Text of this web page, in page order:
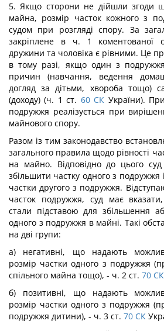
5. Якщо сторони не дійшли згоди
майна, розмір часток кожного з
судом при розгляді спору. За
закріплене в ч. 1 коментованої
дружини та чоловіка є рівними. Це
в тому разі, якщо один з
причин (навчання, ведення
догляд за дітьми, хвороба тощо)
(доходу) (ч. 1 ст. 60 СК України).
подружжя реалізується при
майнового спору.
Разом із тим законодавство
загального правила щодо рівності
на майно. Відповідно до цього
збільшити частку одного з подружжя
частки другого з подружжя.
часток подружжя, суд має
стали підставою для збільшення
одного з подружжя в майні. Такі
на дві групи:
а) негативні, що надають
розмір частки одного з подружжя
спільного майна тощо), - ч. 2 ст. 70 СК
б) позитивні, що надають
розмір частки одного з подружжя
подружжя дитини), - ч. 3 ст. 70 СК